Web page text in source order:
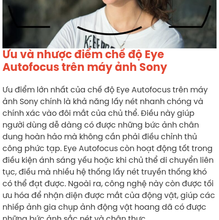
Ưu và nhược điểm chế độ Eye
Autofocus trên máy ảnh Sony
Ưu điểm lớn nhất của chế độ Eye Autofocus trên máy
ảnh Sony chính là khả năng lấy nét nhanh chóng và
chính xác vào đôi mắt của chủ thể. Điều này giúp
người dùng dễ dàng có được những bức ảnh chân
dung hoàn hảo mà không cần phải điều chỉnh thủ
công phức tạp. Eye Autofocus còn hoạt động tốt trong
điều kiện ánh sáng yếu hoặc khi chủ thể di chuyển liên
tục, điều mà nhiều hệ thống lấy nét truyền thống khó
có thể đạt được. Ngoài ra, công nghệ này còn được tối
ưu hóa để nhận diện được mắt của động vật, giúp các
nhiếp ảnh gia chụp ảnh động vật hoang dã có được